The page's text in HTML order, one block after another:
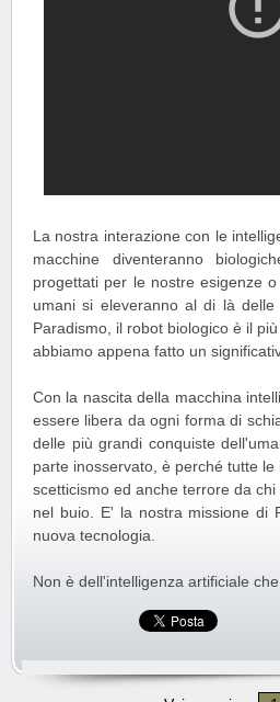
La nostra interazione con le
macchine diventeranno
progettati per le nostre esigenze
umani si eleveranno al di là
Paradismo, il robot biologico è il
abbiamo appena fatto un
Con la nascita della macchina
essere libera da ogni forma di
delle più grandi conquiste
parte inosservato, è perché tutte
scetticismo ed anche terrore da
nel buio. E' la nostra missione di
nuova tecnologia.
Non è dell'intelligenza artificiale